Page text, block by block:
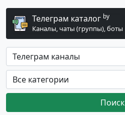
Телеграм каталог by
Каналы, чаты (группы), боты
Поиск